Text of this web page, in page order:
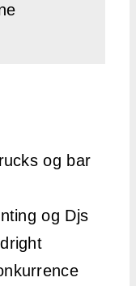
og bar
og Djs